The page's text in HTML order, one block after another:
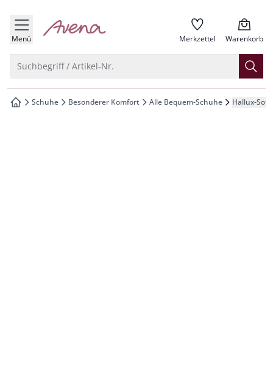
springen
springen
springen
springen
Menü zur Startseite Merkzettel Warenkorb
Suchbegriff / Artikel-Nr.
zur Startseite
Schuhe Besonderer Komfort Alle Bequem-Schuhe Hallux-